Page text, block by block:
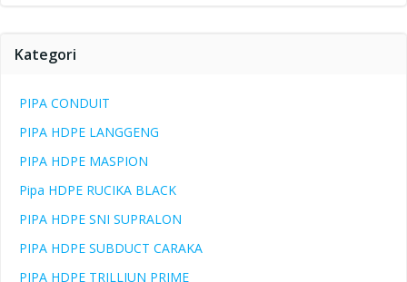
Kategori
PIPA CONDUIT
PIPA HDPE LANGGENG
PIPA HDPE MASPION
Pipa HDPE RUCIKA BLACK
PIPA HDPE SNI SUPRALON
PIPA HDPE SUBDUCT CARAKA
PIPA HDPE TRILLIUN PRIME